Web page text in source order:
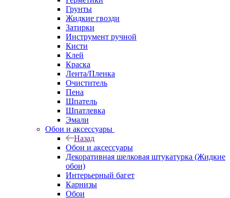
Грунты
Жидкие гвозди
Затирки
Инструмент ручной
Кисти
Клей
Краска
Лента/Пленка
Очиститель
Пена
Шпатель
Шпатлевка
Эмали
Обои и аксессуары
Назад
Обои и аксессуары
Декоративная шелковая штукатурка (Жидкие
обои)
Интерьерный багет
Карнизы
Обои